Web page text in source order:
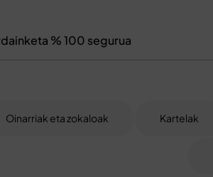
% 100 segurua
Oinarriak eta zokaloak Kartelak